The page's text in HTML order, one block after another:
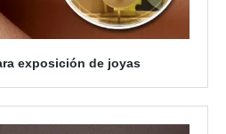
exposición de joyas